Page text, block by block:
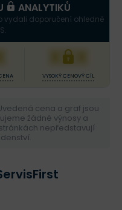
ANALYTIKŮ
vydali doporučení ohledně
XXX
VYSOKÝ CENOVÝ CÍL
cena a graf jsou
žádné výnosy a
nepředstavují